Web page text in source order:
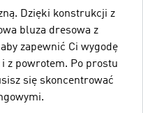
Dzięki konstrukcji z
bluza dresowa z
zapewnić Ci wygodę
z powrotem. Po prostu
się skoncentrować